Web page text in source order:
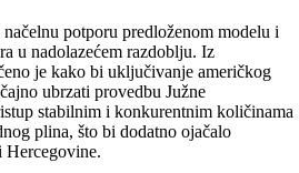
potporu predloženom modelu i
u nadolazećem razdoblju. Iz
je kako bi uključivanje američkog
ubrzati provedbu Južne
stabilnim i konkurentnim količinama
plina, što bi dodatno ojačalo
Hercegovine.